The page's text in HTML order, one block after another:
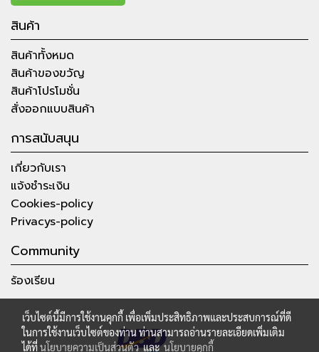
สินค้า
สินค้าทั้งหมด
สินค้าของขวัญ
สินค้าโปรโมชั่น
สั่งออกแบบสินค้า
การสนับสนุน
เกี่ยวกับเรา
แจ้งชำระเงิน
Cookies-policy
Privacys-policy
Community
ร้องเรียน
เว็บไซต์นี้มีการใช้งานคุกกี้ เพื่อเพิ่มประสิทธิภาพและประสบการณ์ที่ดี
ในการใช้งานเว็บไซต์ของท่าน ท่านสามารถอ่านรายละเอียดเพิ่มเติม
ได้ที่นโยบายความเป็นส่วนตัวและนโยบายคุกกี้